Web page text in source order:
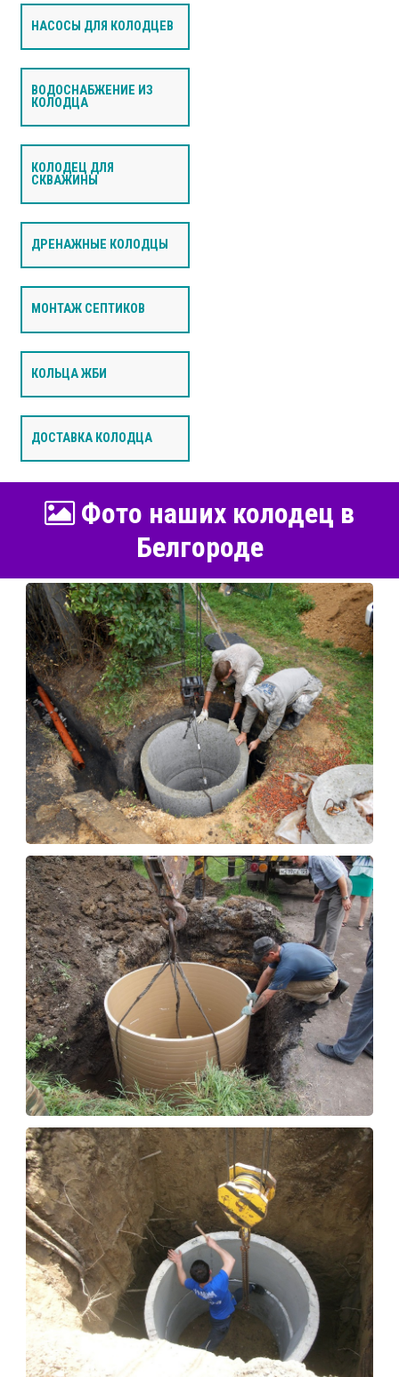
НАСОСЫ ДЛЯ КОЛОДЦЕВ
ВОДОСНАБЖЕНИЕ ИЗ
КОЛОДЦА
КОЛОДЕЦ ДЛЯ
СКВАЖИНЫ
ДРЕНАЖНЫЕ КОЛОДЦЫ
МОНТАЖ СЕПТИКОВ
КОЛЬЦА ЖБИ
ДОСТАВКА КОЛОДЦА
Фото наших колодец в
Белгороде